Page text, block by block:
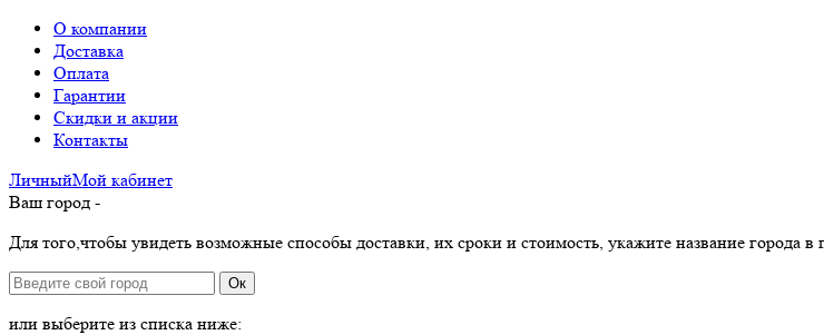
О компании
Доставка
Оплата
Гарантии
Скидки и акции
Контакты
ЛичныйМой кабинет
Ваш город -
Для того,чтобы увидеть возможные способы доставки, их сроки и стоимость, укажите название города в
Ок
или выберите из списка ниже: